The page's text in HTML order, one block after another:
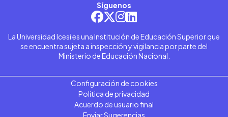
Síguenos
La Universidad Icesi es una Institución de Educación Superior que
se encuentra sujeta a inspección y vigilancia por parte del
Ministerio de Educación Nacional.
Configuración de cookies
Política de privacidad
Acuerdo de usuario final
Enviar Sugerencias